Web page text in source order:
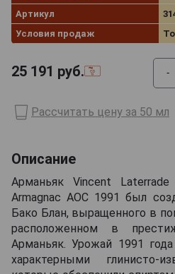
Артикул
Условия продаж
25 191 руб. -
Рассчитать цену за 50 мл
Описание
Арманьяк Vincent
Armagnac AOC 1991 был
Бако Блан, выращенного в
расположенном в
Арманьяк. Урожай 1991
характерными глинисто-